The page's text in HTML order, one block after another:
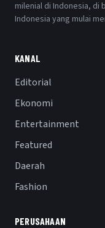
milenial di Indonesia, di
Indonesia yang mulai
KANAL
Editorial
Ekonomi
Entertainment
Featured
Daerah
Fashion
PERUSAHAAN